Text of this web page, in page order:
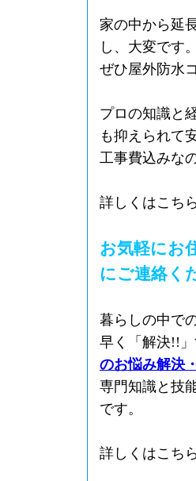
家の中から延
し、大変です。
ぜひ屋外防水
プロの知識と
も抑えられて
工事費込みな
詳しくはこち
お気軽にお
にご連絡く
暮らしの中で
早く「解決!!
のお悩み解決
専門知識と技
です。
詳しくはこち